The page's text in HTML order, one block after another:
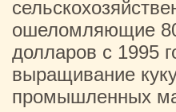
ошеломляющие
долларов с 1995
выращивание
промышленных